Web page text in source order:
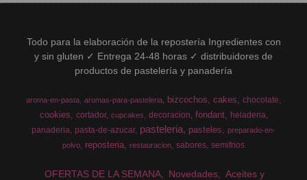
Todo para la elaboración de la repostería Ingredientes con
y sin gluten ✓ Entrega 24-48 horas ✓ distribuidores de
productos de pastelería y panadería
aroma-en-pasta aromas-para-pasteleria bizcochos cakes chocolate
cookies cortador cupcakes decoracion fondant
heladeria
panaderia pasta-de-azucar pasteleria pasteles
preparado-en-
polvo
reposteria restauracion sabores semifrios
OFERTAS DE LA SEMANA Novedades
Aceites y